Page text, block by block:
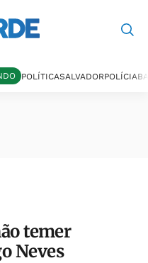
POLÍTICASALVADORPOLÍCIA
temer
Neves